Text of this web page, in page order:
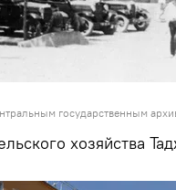
государственным
хозяйства